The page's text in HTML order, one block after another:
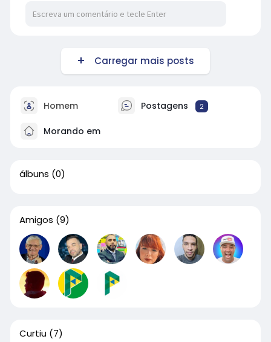
Carregar mais posts
Homem Postagens 2
Morando em
álbuns (0)
Amigos (9)
Curtiu (7)